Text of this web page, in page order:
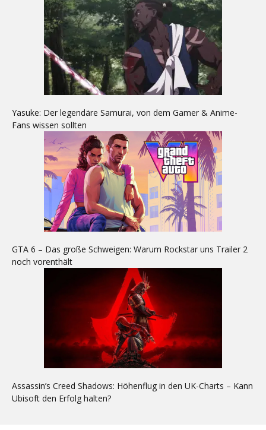
Yasuke: Der legendäre Samurai, von dem Gamer & Anime-
Fans wissen sollten
GTA 6 – Das große Schweigen: Warum Rockstar uns Trailer 2
noch vorenthält
Assassin’s Creed Shadows: Höhenflug in den UK-Charts – Kann
Ubisoft den Erfolg halten?